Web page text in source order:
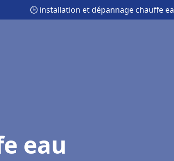
🕒 installation et dépannage chauffe
eau